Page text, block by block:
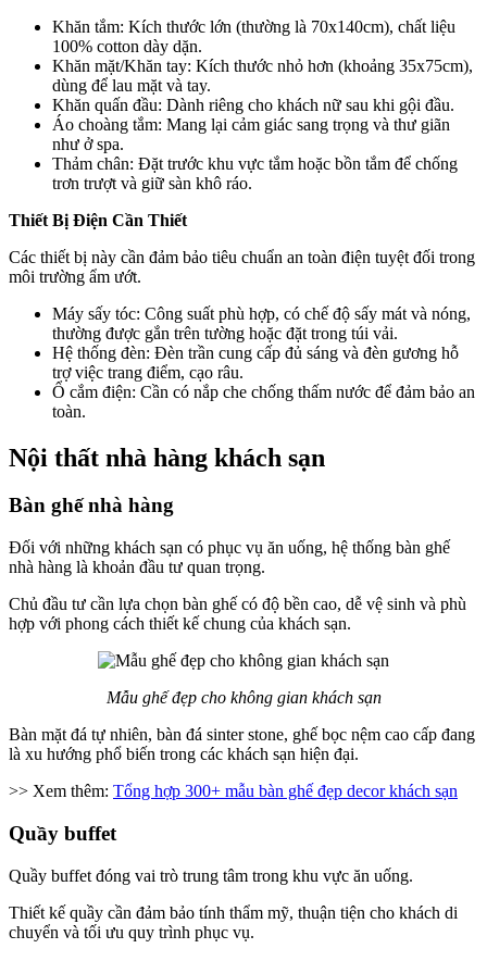
Khăn tắm: Kích thước lớn (thường là 70x140cm), chất liệu
100% cotton dày dặn.
Khăn mặt/Khăn tay: Kích thước nhỏ hơn (khoảng 35x75cm),
dùng để lau mặt và tay.
Khăn quấn đầu: Dành riêng cho khách nữ sau khi gội đầu.
Áo choàng tắm: Mang lại cảm giác sang trọng và thư giãn
như ở spa.
Thảm chân: Đặt trước khu vực tắm hoặc bồn tắm để chống
trơn trượt và giữ sàn khô ráo.
Thiết Bị Điện Cần Thiết
Các thiết bị này cần đảm bảo tiêu chuẩn an toàn điện tuyệt đối trong
môi trường ẩm ướt.
Máy sấy tóc: Công suất phù hợp, có chế độ sấy mát và nóng,
thường được gắn trên tường hoặc đặt trong túi vải.
Hệ thống đèn: Đèn trần cung cấp đủ sáng và đèn gương hỗ
trợ việc trang điểm, cạo râu.
Ổ cắm điện: Cần có nắp che chống thấm nước để đảm bảo an
toàn.
Nội thất nhà hàng khách sạn
Bàn ghế nhà hàng
Đối với những khách sạn có phục vụ ăn uống, hệ thống bàn ghế
nhà hàng là khoản đầu tư quan trọng.
Chủ đầu tư cần lựa chọn bàn ghế có độ bền cao, dễ vệ sinh và phù
hợp với phong cách thiết kế chung của khách sạn.
Mẫu ghế đẹp cho không gian khách sạn
Bàn mặt đá tự nhiên, bàn đá sinter stone, ghế bọc nệm cao cấp đang
là xu hướng phổ biến trong các khách sạn hiện đại.
>> Xem thêm: Tổng hợp 300+ mẫu bàn ghế đẹp decor khách sạn
Quầy buffet
Quầy buffet đóng vai trò trung tâm trong khu vực ăn uống.
Thiết kế quầy cần đảm bảo tính thẩm mỹ, thuận tiện cho khách di
chuyển và tối ưu quy trình phục vụ.